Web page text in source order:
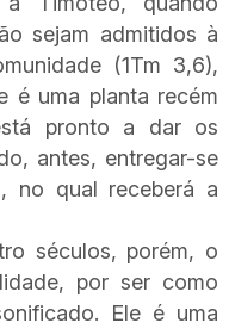
sejam admitidos à
(1Tm 3,6),
é uma planta recém
pronto a dar os
antes, entregar-se
no qual receberá a
séculos, porém, o
por ser como
Ele é uma